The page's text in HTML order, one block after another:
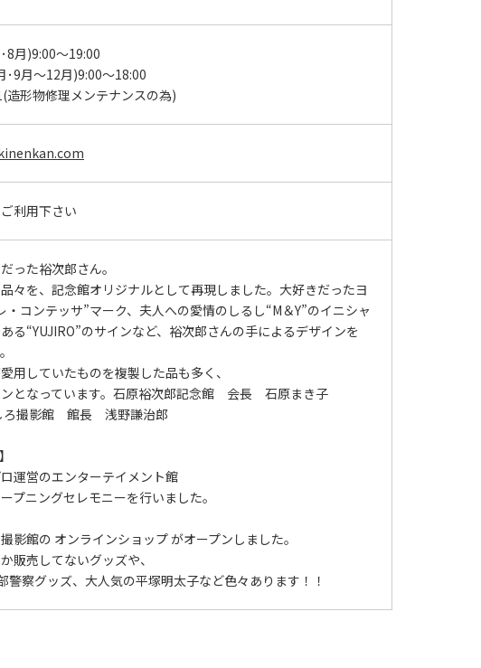
8月)9:00～19:00
･9月～12月)9:00～18:00
造形物修理メンテナンスの為)
利用下さい
った裕次郎さん。
々を、記念館オリジナルとして再現しました。大好きだったヨ
・コンテッサ”マーク、夫人への愛情のしるし“M＆Y”のイニシャ
る“YUJIRO”のサインなど、裕次郎さんの手によるデザインを
用していたものを複製した品も多く、
となっています。石原裕次郎記念館 会長 石原まき子
ろ撮影館 館長 浅野謙治郎
運営のエンターテイメント館
プニングセレモニーを行いました。
影館の オンラインショップ がオープンしました。
販売してないグッズや、
察グッズ、大人気の平塚明太子など色々あります！！